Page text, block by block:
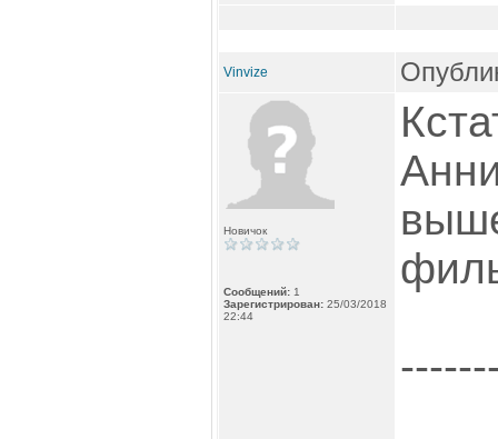
Vinvize
Новичок
Сообщений: 1
Зарегистрирован: 25/03/2018
22:44